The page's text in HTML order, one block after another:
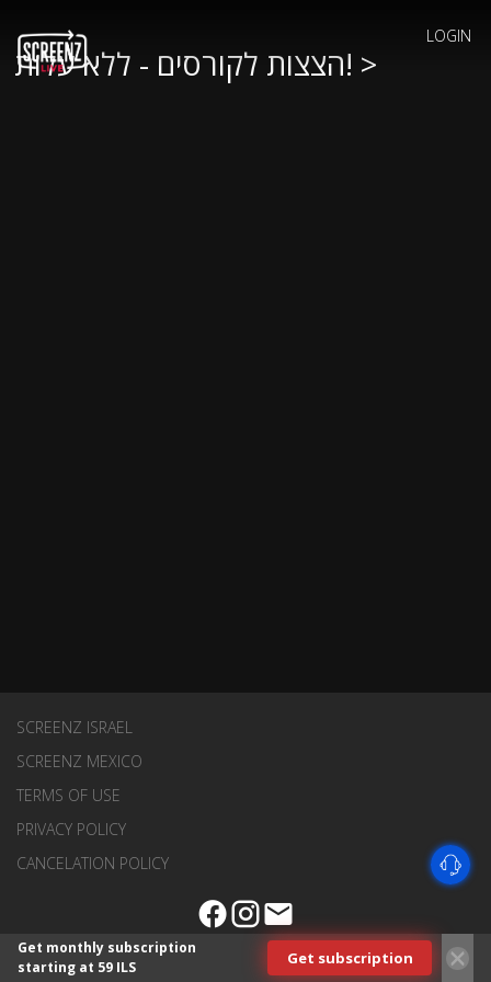
LOGIN
הצצות לקורסים - ללא עלות! >
SCREENZ ISRAEL
SCREENZ MEXICO
TERMS OF USE
PRIVACY POLICY
CANCELATION POLICY
Get monthly subscription
starting at 59 ILS
Get subscription